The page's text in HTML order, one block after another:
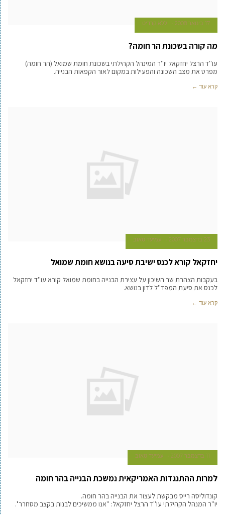
17 בינואר 2008 ללא קרדיט
מה קורה בשכונת הר חומה?
עו''ד הרצל יחזקאל יו''ר המינהל הקהילתי בשכונת חומת שמואל (הר חומה)
מפרט את מצב השכונה והפעילות במקום לאור הקפאות הבנייה.
קרא עוד ←
23 בדצמבר 2007 עמיעד טאוב
יחזקאל קורא לכנס ישיבת סיעה בנושא חומת שמואל
בעקבות הצהרת שר השיכון על עצירת הבנייה בחומת שמואל קורא עו''ד יחזקאל
לכנס את סיעת המפד''ל לדון בנושא.
קרא עוד ←
11 בדצמבר 2007 עמיעד טאוב
למרות ההתנגדות האמריקאית נמשכת הבנייה בהר חומה
קונדוליסה רייס מבקשת לעצור את הבנייה בהר חומה.
יו''ר המנהל הקהילתי עו''ד הרצל יחזקאל: ''אנו ממשיכים לבנות בקצב מסחרר''.